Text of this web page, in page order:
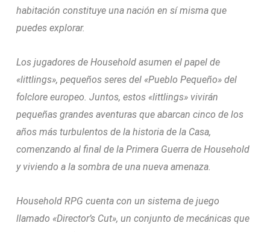
habitación constituye una nación en sí misma que
puedes explorar.
Los jugadores de Household asumen el papel de
«littlings», pequeños seres del «Pueblo Pequeño» del
folclore europeo. Juntos, estos «littlings» vivirán
pequeñas grandes aventuras que abarcan cinco de los
años más turbulentos de la historia de la Casa,
comenzando al final de la Primera Guerra de Household
y viviendo a la sombra de una nueva amenaza.
Household RPG cuenta con un sistema de juego
llamado «Director’s Cut», un conjunto de mecánicas que